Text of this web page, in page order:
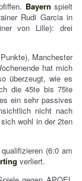
Bayern spielt
Rudi Garcia in
von Lille): drei
Manchester
hat mich
überzeugt, wie es
die 45te bis 75te
ein sehr passives
nicht nach
wohl in der 2ten
(6:0 am
verliert.